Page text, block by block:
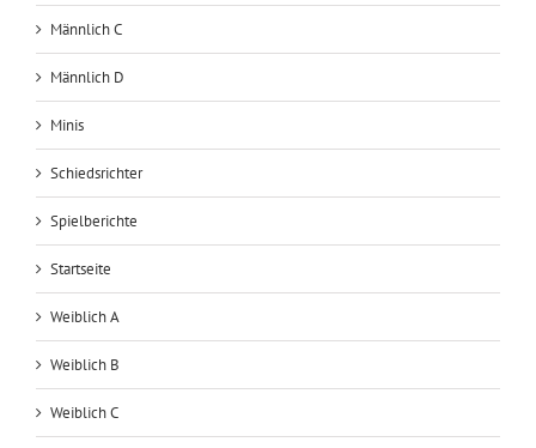
Männlich C
Männlich D
Minis
Schiedsrichter
Spielberichte
Startseite
Weiblich A
Weiblich B
Weiblich C